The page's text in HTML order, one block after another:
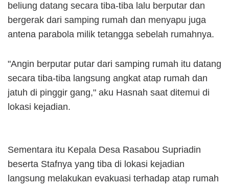
beliung datang secara tiba-tiba lalu berputar dan
bergerak dari samping rumah dan menyapu juga
antena parabola milik tetangga sebelah rumahnya.
"Angin berputar putar dari samping rumah itu datang
secara tiba-tiba langsung angkat atap rumah dan
jatuh di pinggir gang," aku Hasnah saat ditemui di
lokasi kejadian.
Sementara itu Kepala Desa Rasabou Supriadin
beserta Stafnya yang tiba di lokasi kejadian
langsung melakukan evakuasi terhadap atap rumah